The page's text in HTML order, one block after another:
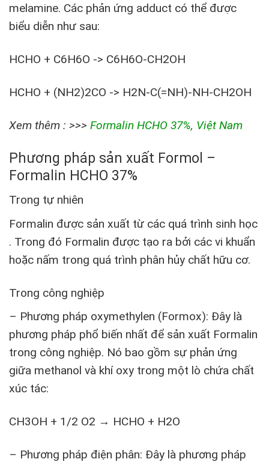
melamine. Các phản ứng adduct có thể được
biểu diễn như sau:
HCHO + C6H6O -> C6H6O-CH2OH
HCHO + (NH2)2CO -> H2N-C(=NH)-NH-CH2OH
Xem thêm : >>> Formalin HCHO 37%, Việt Nam
Phương pháp sản xuất Formol –
Formalin HCHO 37%
Trong tự nhiên
Formalin được sản xuất từ các quá trình sinh học
. Trong đó Formalin được tạo ra bởi các vi khuẩn
hoặc nấm trong quá trình phân hủy chất hữu cơ.
Trong công nghiệp
– Phương pháp oxymethylen (Formox): Đây là
phương pháp phổ biến nhất để sản xuất Formalin
trong công nghiệp. Nó bao gồm sự phản ứng
giữa methanol và khí oxy trong một lò chứa chất
xúc tác:
CH3OH + 1/2 O2 → HCHO + H2O
– Phương pháp điện phân: Đây là phương pháp